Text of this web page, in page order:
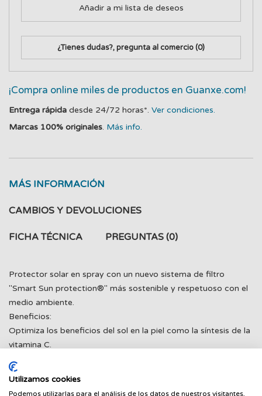
Añadir a mi lista de deseos
¿Tienes dudas?, pregunta al comercio(0)
¡Compra online miles de productos en Guanxe.com!
Entrega rápida desde 24/72 horas*. Ver condiciones.
Marcas 100% originales. Más info.
MÁS INFORMACIÓN
CAMBIOS Y DEVOLUCIONES
FICHA TÉCNICA PREGUNTAS (0)
Protector solar en spray con un nuevo sistema de filtro
"Smart Sun protection®" más sostenible y respetuoso con el
medio ambiente.
Beneficios:
Optimiza los beneficios del sol en la piel como la síntesis de la
vitamina C.
fotoenvejecimiento, la irritación o la deshidratación cutánea.
Utilizamos cookies
Podemos utilizarlas para el análisis de los datos de nuestros visitantes,